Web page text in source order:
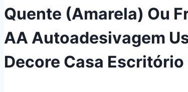
Quente (Amarela) Ou
AA Autoadesivagem
Decore Casa